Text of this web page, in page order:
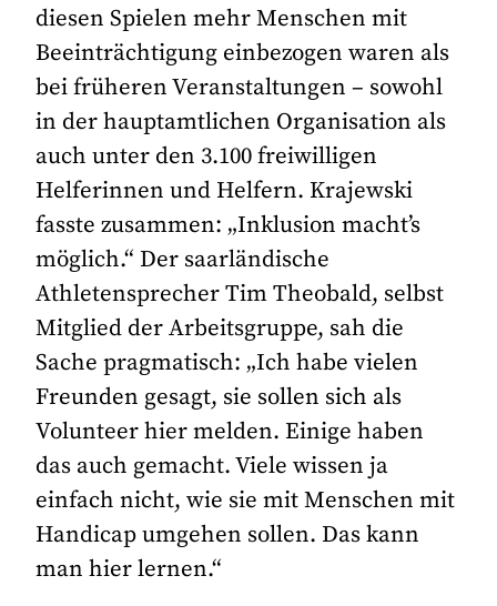
diesen Spielen mehr Menschen mit
Beeinträchtigung einbezogen waren als
bei früheren Veranstaltungen – sowohl
in der hauptamtlichen Organisation als
auch unter den 3.100 freiwilligen
Helferinnen und Helfern. Krajewski
fasste zusammen: „Inklusion macht’s
möglich.“ Der saarländische
Athletensprecher Tim Theobald, selbst
Mitglied der Arbeitsgruppe, sah die
Sache pragmatisch: „Ich habe vielen
Freunden gesagt, sie sollen sich als
Volunteer hier melden. Einige haben
das auch gemacht. Viele wissen ja
einfach nicht, wie sie mit Menschen mit
Handicap umgehen sollen. Das kann
man hier lernen.“